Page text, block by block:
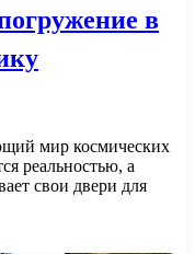
в
мир космических
реальностью, а
свои двери для